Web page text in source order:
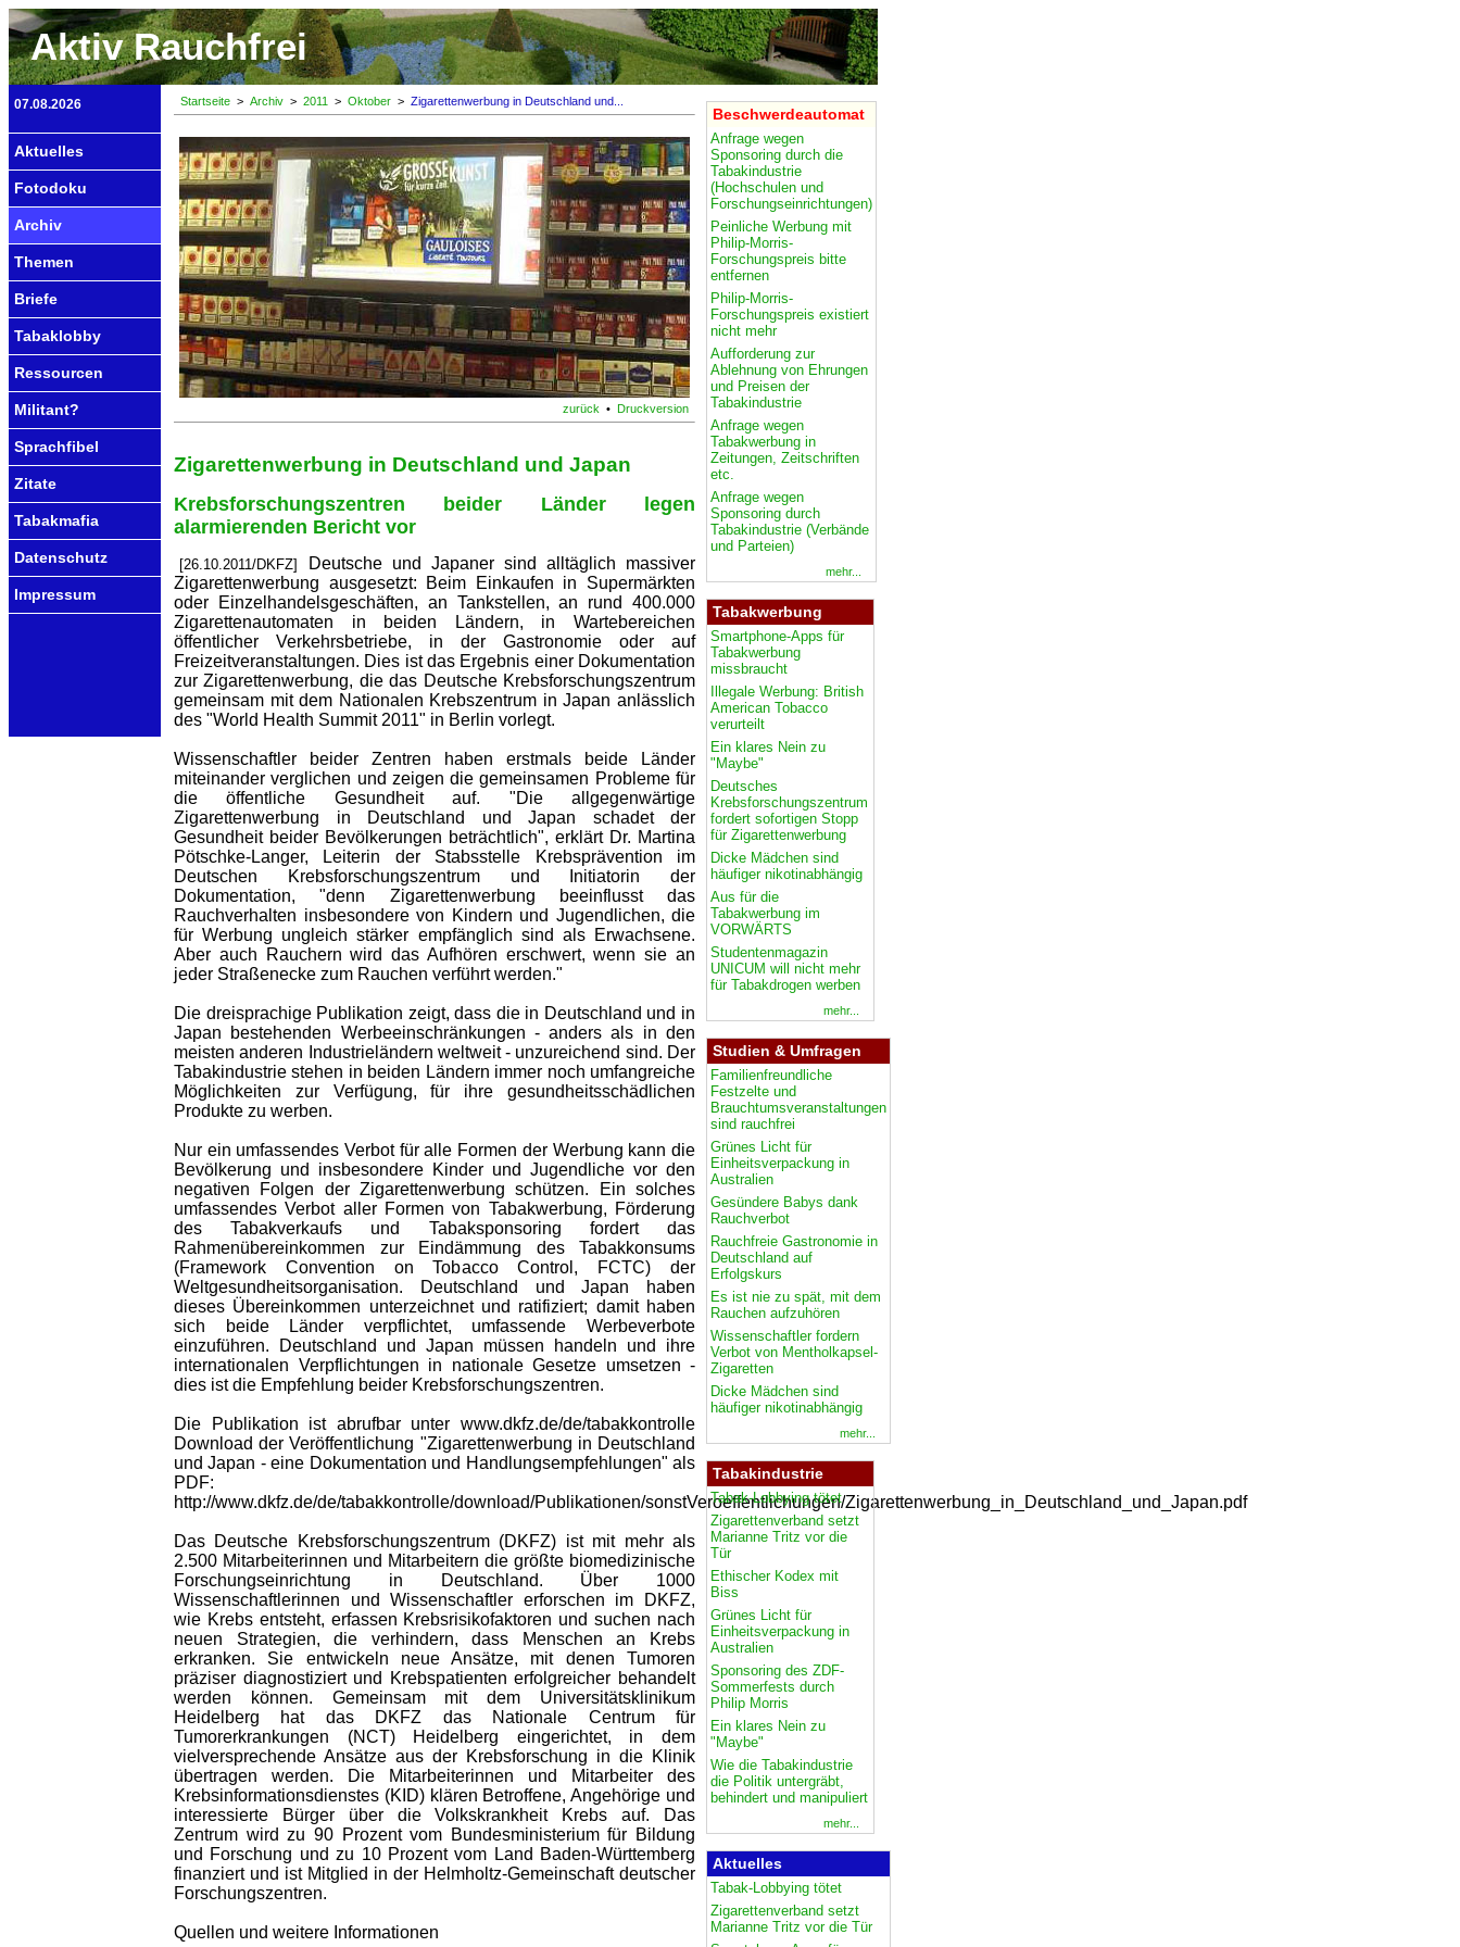
Aktiv Rauchfrei
07.08.2026
Aktuelles
Fotodoku
Archiv
Themen
Briefe
Tabaklobby
Ressourcen
Militant?
Sprachfibel
Zitate
Tabakmafia
Datenschutz
Impressum
Startseite > Archiv > 2011 > Oktober > Zigarettenwerbung in Deutschland und...
zurück • Druckversion
Zigarettenwerbung in Deutschland und Japan
Krebsforschungszentren beider Länder legen
alarmierenden Bericht vor
[26.10.2011/DKFZ]
Deutsche und Japaner sind alltäglich massiver
Zigarettenwerbung ausgesetzt: Beim Einkaufen in Supermärkten
oder Einzelhandelsgeschäften, an Tankstellen, an rund 400.000
Zigarettenautomaten in beiden Ländern, in Wartebereichen
öffentlicher Verkehrsbetriebe, in der Gastronomie oder auf
Freizeitveranstaltungen. Dies ist das Ergebnis einer Dokumentation
zur Zigarettenwerbung, die das Deutsche Krebsforschungszentrum
gemeinsam mit dem Nationalen Krebszentrum in Japan anlässlich
des "World Health Summit 2011" in Berlin vorlegt.
Wissenschaftler beider Zentren haben erstmals beide Länder
miteinander verglichen und zeigen die gemeinsamen Probleme für
die öffentliche Gesundheit auf. "Die allgegenwärtige
Zigarettenwerbung in Deutschland und Japan schadet der
Gesundheit beider Bevölkerungen beträchtlich", erklärt Dr. Martina
Pötschke-Langer, Leiterin der Stabsstelle Krebsprävention im
Deutschen Krebsforschungszentrum und Initiatorin der
Dokumentation, "denn Zigarettenwerbung beeinflusst das
Rauchverhalten insbesondere von Kindern und Jugendlichen, die
für Werbung ungleich stärker empfänglich sind als Erwachsene.
Aber auch Rauchern wird das Aufhören erschwert, wenn sie an
jeder Straßenecke zum Rauchen verführt werden."
Die dreisprachige Publikation zeigt, dass die in Deutschland und in
Japan bestehenden Werbeeinschränkungen - anders als in den
meisten anderen Industrieländern weltweit - unzureichend sind. Der
Tabakindustrie stehen in beiden Ländern immer noch umfangreiche
Möglichkeiten zur Verfügung, für ihre gesundheitsschädlichen
Produkte zu werben.
Nur ein umfassendes Verbot für alle Formen der Werbung kann die
Bevölkerung und insbesondere Kinder und Jugendliche vor den
negativen Folgen der Zigarettenwerbung schützen. Ein solches
umfassendes Verbot aller Formen von Tabakwerbung, Förderung
des Tabakverkaufs und Tabaksponsoring fordert das
Rahmenübereinkommen zur Eindämmung des Tabakkonsums
(Framework Convention on Tobacco Control, FCTC) der
Weltgesundheitsorganisation. Deutschland und Japan haben
dieses Übereinkommen unterzeichnet und ratifiziert; damit haben
sich beide Länder verpflichtet, umfassende Werbeverbote
einzuführen. Deutschland und Japan müssen handeln und ihre
internationalen Verpflichtungen in nationale Gesetze umsetzen -
dies ist die Empfehlung beider Krebsforschungszentren.
Die Publikation ist abrufbar unter www.dkfz.de/de/tabakkontrolle
Download der Veröffentlichung "Zigarettenwerbung in Deutschland
und Japan - eine Dokumentation und Handlungsempfehlungen" als
PDF:
http://www.dkfz.de/de/tabakkontrolle/download/Publikationen/sonstVeroeffentlichungen/Zigarettenwerbung_in_Deutschland_und_Japan.pdf
Das Deutsche Krebsforschungszentrum (DKFZ) ist mit mehr als
2.500 Mitarbeiterinnen und Mitarbeitern die größte biomedizinische
Forschungseinrichtung in Deutschland. Über 1000
Wissenschaftlerinnen und Wissenschaftler erforschen im DKFZ,
wie Krebs entsteht, erfassen Krebsrisikofaktoren und suchen nach
neuen Strategien, die verhindern, dass Menschen an Krebs
erkranken. Sie entwickeln neue Ansätze, mit denen Tumoren
präziser diagnostiziert und Krebspatienten erfolgreicher behandelt
werden können. Gemeinsam mit dem Universitätsklinikum
Heidelberg hat das DKFZ das Nationale Centrum für
Tumorerkrankungen (NCT) Heidelberg eingerichtet, in dem
vielversprechende Ansätze aus der Krebsforschung in die Klinik
übertragen werden. Die Mitarbeiterinnen und Mitarbeiter des
Krebsinformationsdienstes (KID) klären Betroffene, Angehörige und
interessierte Bürger über die Volkskrankheit Krebs auf. Das
Zentrum wird zu 90 Prozent vom Bundesministerium für Bildung
und Forschung und zu 10 Prozent vom Land Baden-Württemberg
finanziert und ist Mitglied in der Helmholtz-Gemeinschaft deutscher
Forschungszentren.
Quellen und weitere Informationen
Beschwerdeautomat
Anfrage wegen
Sponsoring durch die
Tabakindustrie
(Hochschulen und
Forschungseinrichtungen)
Peinliche Werbung mit
Philip-Morris-
Forschungspreis bitte
entfernen
Philip-Morris-
Forschungspreis existiert
nicht mehr
Aufforderung zur
Ablehnung von Ehrungen
und Preisen der
Tabakindustrie
Anfrage wegen
Tabakwerbung in
Zeitungen, Zeitschriften
etc.
Anfrage wegen
Sponsoring durch
Tabakindustrie (Verbände
und Parteien)
mehr...
Tabakwerbung
Smartphone-Apps für
Tabakwerbung
missbraucht
Illegale Werbung: British
American Tobacco
verurteilt
Ein klares Nein zu
"Maybe"
Deutsches
Krebsforschungszentrum
fordert sofortigen Stopp
für Zigarettenwerbung
Dicke Mädchen sind
häufiger nikotinabhängig
Aus für die
Tabakwerbung im
VORWÄRTS
Studentenmagazin
UNICUM will nicht mehr
für Tabakdrogen werben
mehr...
Studien & Umfragen
Familienfreundliche
Festzelte und
Brauchtumsveranstaltungen
sind rauchfrei
Grünes Licht für
Einheitsverpackung in
Australien
Gesündere Babys dank
Rauchverbot
Rauchfreie Gastronomie in
Deutschland auf
Erfolgskurs
Es ist nie zu spät, mit dem
Rauchen aufzuhören
Wissenschaftler fordern
Verbot von Mentholkapsel-
Zigaretten
Dicke Mädchen sind
häufiger nikotinabhängig
mehr...
Tabakindustrie
Tabak-Lobbying tötet
Zigarettenverband setzt
Marianne Tritz vor die
Tür
Ethischer Kodex mit
Biss
Grünes Licht für
Einheitsverpackung in
Australien
Sponsoring des ZDF-
Sommerfests durch
Philip Morris
Ein klares Nein zu
"Maybe"
Wie die Tabakindustrie
die Politik untergräbt,
behindert und manipuliert
mehr...
Aktuelles
Tabak-Lobbying tötet
Zigarettenverband setzt
Marianne Tritz vor die Tür